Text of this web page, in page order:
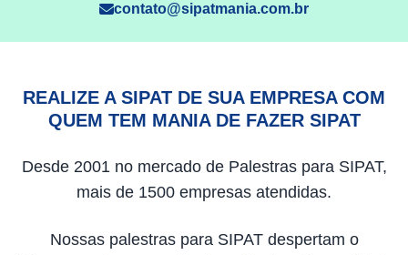
contato@sipatmania.com.br
REALIZE A SIPAT DE SUA EMPRESA COM
QUEM TEM MANIA DE FAZER SIPAT
Desde 2001 no mercado de Palestras para SIPAT,
mais de 1500 empresas atendidas.
Nossas palestras para SIPAT despertam o